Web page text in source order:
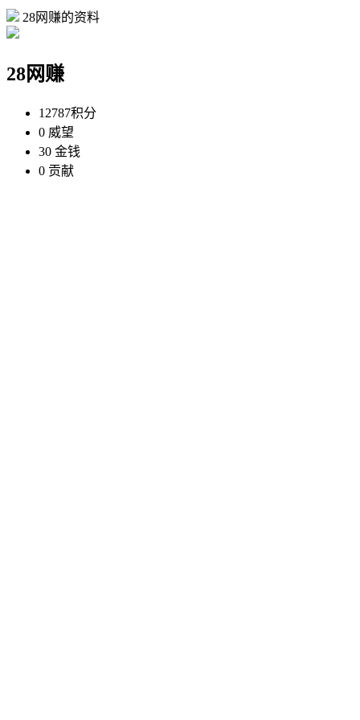
28网赚的资料
28网赚
12787积分
0 威望
30 金钱
0 贡献